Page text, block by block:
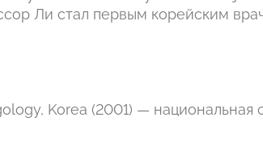
Ли стал первым корейским
Korea (2001) — национальная